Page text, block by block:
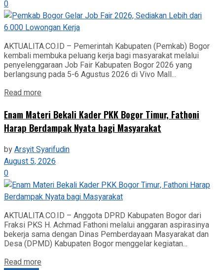
0
AKTUALITA.CO.ID – Pemerintah Kabupaten (Pemkab) Bogor
kembali membuka peluang kerja bagi masyarakat melalui
penyelenggaraan Job Fair Kabupaten Bogor 2026 yang
berlangsung pada 5-6 Agustus 2026 di Vivo Mall...
Read more
‎Enam Materi Bekali Kader PKK Bogor Timur, Fathoni
Harap Berdampak Nyata bagi Masyarakat
byArsyit Syarifudin
August 5, 2026
0
AKTUALITA.CO.ID – Anggota DPRD Kabupaten Bogor dari
Fraksi PKS H. Achmad Fathoni melalui anggaran aspirasinya
bekerja sama dengan Dinas Pemberdayaan Masyarakat dan
Desa (DPMD) Kabupaten Bogor menggelar kegiatan...
Read more